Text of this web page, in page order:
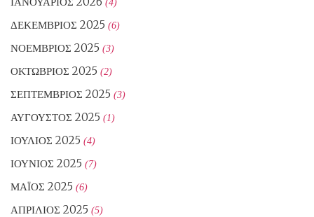
ΔΕΚΈΜΒΡΙΟΣ 2025 (6)
ΝΟΈΜΒΡΙΟΣ 2025 (3)
ΟΚΤΏΒΡΙΟΣ 2025 (2)
ΣΕΠΤΈΜΒΡΙΟΣ 2025 (3)
ΑΎΓΟΥΣΤΟΣ 2025 (1)
ΙΟΎΛΙΟΣ 2025 (4)
ΙΟΎΝΙΟΣ 2025 (7)
ΜΆΙΟΣ 2025 (6)
ΑΠΡΊΛΙΟΣ 2025 (5)